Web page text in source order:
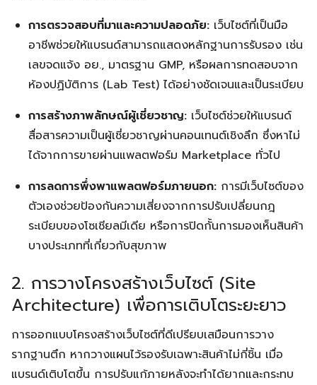
การตรวจสอบที่มาและความปลอดภัย: เว็บไซต์ที่เป็นมือ
อาชีพช่วยให้แบรนด์สามารถแสดงหลักฐานการรับรอง เช่น
เลขจดแจ้ง อย., มาตรฐาน GMP, หรือผลการทดสอบจาก
ห้องปฏิบัติการ (Lab Test) ได้อย่างชัดเจนและเป็นระเบียบ
การสร้างภาพลักษณ์ผู้เชี่ยวชาญ: เว็บไซต์ช่วยให้แบรนด์
สื่อสารความเป็นผู้เชี่ยวชาญผ่านคอนเทนต์เชิงลึก ซึ่งหาไม่
ได้จากการขายผ่านแพลตฟอร์ม Marketplace ทั่วไป
การลดการพึ่งพาแพลตฟอร์มภายนอก: การมีเว็บไซต์ของ
ตัวเองช่วยป้องกันความเสี่ยงจากการปรับเปลี่ยนกฎ
ระเบียบของโซเชียลมีเดีย หรือการปิดกั้นการมองเห็นสินค้า
บางประเภทที่เกี่ยวกับสุขภาพ
2. การวางโครงสร้างเว็บไซต์ (Site
Architecture) เพื่อการเติบโตระยะยาว
การออกแบบโครงสร้างเว็บไซต์ที่ดีเปรียบเสมือนการวาง
รากฐานตึก หากวางแผนไว้รองรับเฉพาะสินค้าไม่กี่ชิ้น เมื่อ
แบรนด์เติบโตขึ้น การปรับแก้ภายหลังจะทำได้ยากและกระทบ